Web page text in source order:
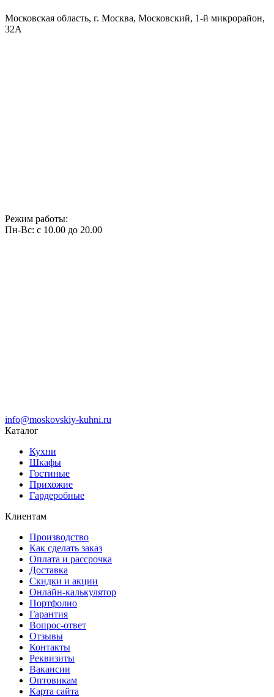
Московская область, г. Москва, Московский, 1-й микрорайон,
32А
Режим работы:
Пн-Вс: с 10.00 до 20.00
info@moskovskiy-kuhni.ru
Каталог
Кухни
Шкафы
Гостиные
Прихожие
Гардеробные
Клиентам
Производство
Как сделать заказ
Оплата и рассрочка
Доставка
Скидки и акции
Онлайн-калькулятор
Портфолио
Гарантия
Вопрос-ответ
Отзывы
Контакты
Реквизиты
Вакансии
Оптовикам
Карта сайта